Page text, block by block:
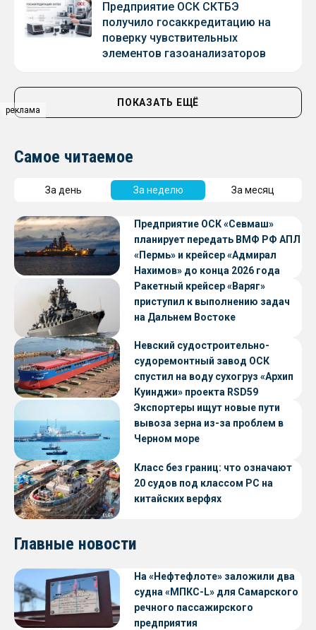
реклама
Предприятие ОСК СКТБЭ
получило госаккредитацию на
поверку чувствительных
элементов газоанализаторов
ПОКАЗАТЬ ЕЩЁ
Самое читаемое
За день За неделю За месяц
Предприятие ОСК «Севмаш»
планирует передать ВМФ РФ АПЛ
«Пермь» и крейсер «Адмирал
Нахимов» до конца 2026 года
Ракетный крейсер «Варяг»
приступил к выполнению задач
на Дальнем Востоке
Невский судостроительно-
судоремонтный завод ОСК
спустил на воду сухогруз «Архип
Куинджи» проекта RSD59
Экспортеры ищут новые пути
вывоза зерна из-за проблем в
Черном море
Класс без границ: что означают
20 судов под классом РС на
китайских верфях
Главные новости
На «Нефтефлоте» заложили два
судна «МПКС-L» для Самарского
речного пассажирского
предприятия